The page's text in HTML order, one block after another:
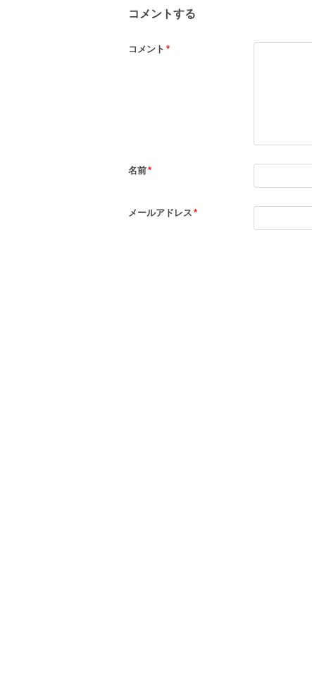
コメントする
コメント *
名前*
メールアドレス *